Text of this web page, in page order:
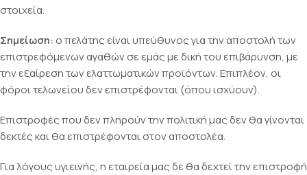
στοιχεία.
Σημείωση: ο πελάτης είναι υπεύθυνος για την αποστολή των
επιστρεφόμενων αγαθών σε εμάς με δική του επιβάρυνση, με
την εξαίρεση των ελαττωματικών προϊόντων. Επιπλέον, οι
φόροι τελωνείου δεν επιστρέφονται (όπου ισχύουν).
Επιστροφές που δεν πληρούν την πολιτική μας δεν θα γίνονται
δεκτές και θα επιστρέφονται στον αποστολέα.
Για λόγους υγιεινής, η εταιρεία μας δε θα δεχτεί την επιστροφή